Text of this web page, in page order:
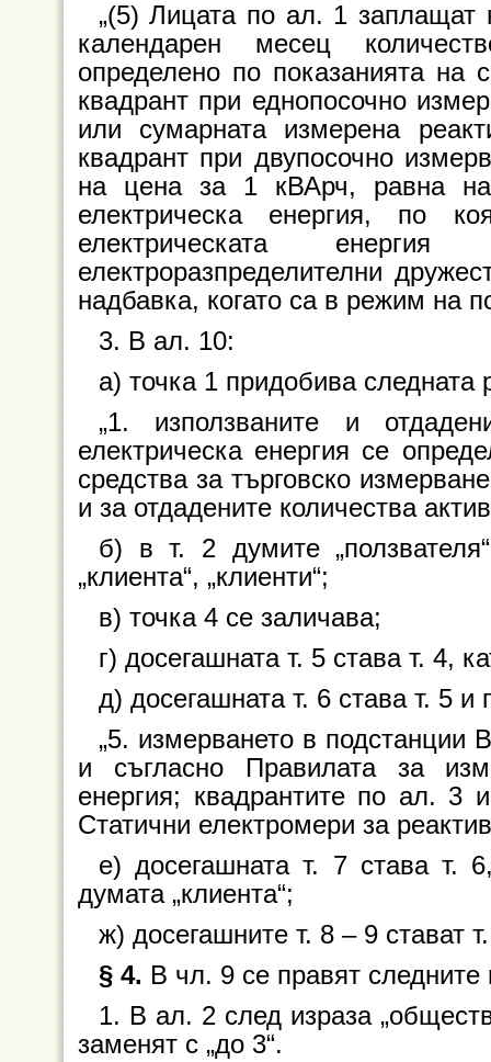
„(5) Лицата по ал. 1 заплащат
календарен месец
определено по показанията на
квадрант при еднопосочно
или сумарната измерена
квадрант при двупосочно
на цена за 1 кВАрч, равна
електрическа енергия, по
електрическата
електроразпределителни
надбавка, когато са в режим на
3. В ал. 10:
а) точка 1 придобива следната
„1. използваните и
електрическа енергия се
средства за търговско
и за отдадените количества
б) в т. 2 думите
„клиента“, „клиенти“;
в) точка 4 се заличава;
г) досегашната т. 5 става т. 4,
д) досегашната т. 6 става т. 5
„5. измерването в подстанции
и съгласно Правилата за
енергия; квадрантите по ал.
Статични електромери за
е) досегашната т. 7 става т.
думата „клиента“;
ж) досегашните т. 8 – 9 стават
§ 4. В чл. 9 се правят следните
1. В ал. 2 след израза
заменят с „до 3“.